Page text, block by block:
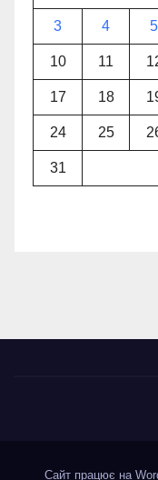
3 4 5
10 11
17 18
24 25
31
Сайт працює на